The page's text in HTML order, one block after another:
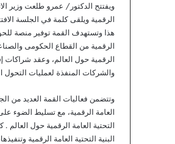
ويفتتح الدكتور/ عمرو طلعت وزير
الرقمية ويلقى كلمة في الجلسة
هذا وتستهدف القمة توفير منصة
الرقمية من القطاع الحكومى
الرقمية حول العالم، وعقد شراكات
والشركات المنفذة لعمليات التحول
وتتضمن فعاليات القمة العديد من
العامة الرقمية، مع تسليط الضوء
التحتية العامة الرقمية حول
البنية التحتية العامة الرقمية